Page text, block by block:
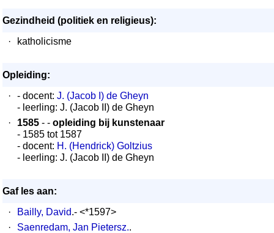
Gezindheid (politiek en religieus):
·
katholicisme
Opleiding:
·
- docent: J. (Jacob I) de Gheyn
- leerling: J. (Jacob II) de Gheyn
·
1585 - - opleiding bij kunstenaar
- 1585 tot 1587
- docent: H. (Hendrick) Goltzius
- leerling: J. (Jacob II) de Gheyn
Gaf les aan:
·
Bailly, David.- <*1597>
·
Saenredam, Jan Pietersz..